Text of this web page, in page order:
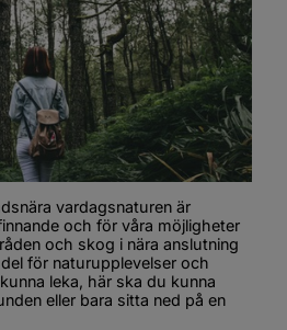
vardagsnaturen är
och för våra möjligheter
och skog i nära anslutning
för naturupplevelser och
leka, här ska du kunna
eller bara sitta ned på en